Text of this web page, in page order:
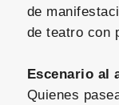
de
de teatro con
Escenario al
Quienes